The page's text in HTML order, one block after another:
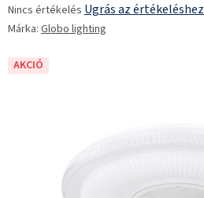
termék
átlagos
5-
Nincs értékelés Ugrás az értékeléshez
Márka: Globo lighting
AKCIÓ